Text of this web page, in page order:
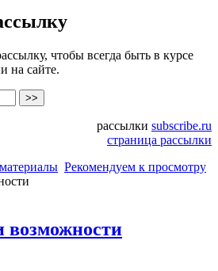
чтобы всегда быть в курсе
на сайте.
рассылки subscribe.ru
страница рассылки
Рекомендуем к просмотру